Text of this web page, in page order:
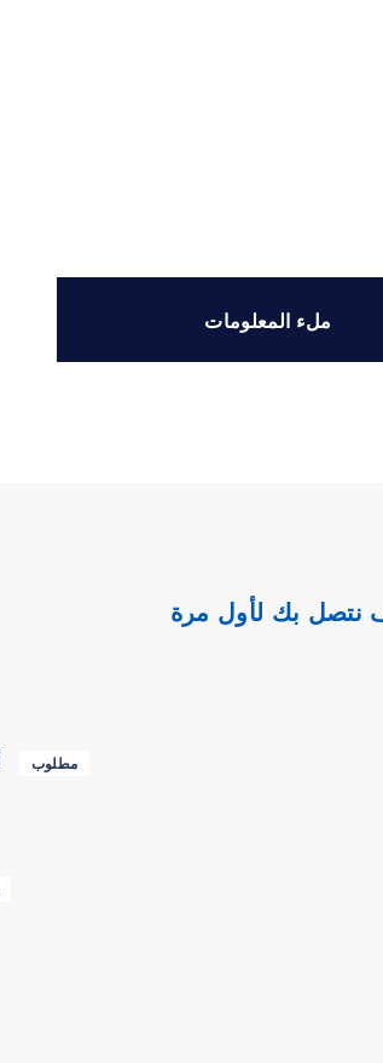
ملء المعلومات
نتصل بك لأول مرة
مطلوب